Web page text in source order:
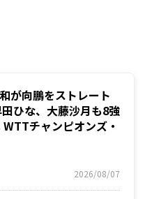
が向鵬をストレート
ひな、大藤沙月も8強
チャンピオンズ・
2026/08/07